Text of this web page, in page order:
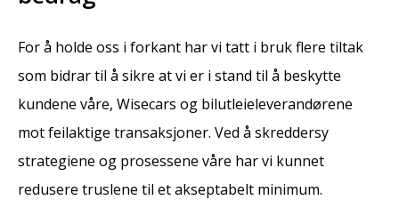
For å holde oss i forkant har vi tatt i bruk flere tiltak
som bidrar til å sikre at vi er i stand til å beskytte
kundene våre, Wisecars og bilutleieleverandørene
mot feilaktige transaksjoner. Ved å skreddersy
strategiene og prosessene våre har vi kunnet
redusere truslene til et akseptabelt minimum.